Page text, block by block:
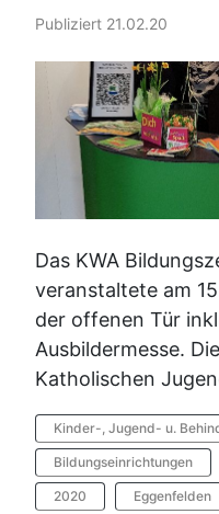
Publiziert 21.02.20
Das KWA
veranstaltete am
der offenen Tür
Ausbildermesse.
Katholischen
Kinder-, Jugend- u.
Bildungseinrichtungen
2020 Eggenfelden